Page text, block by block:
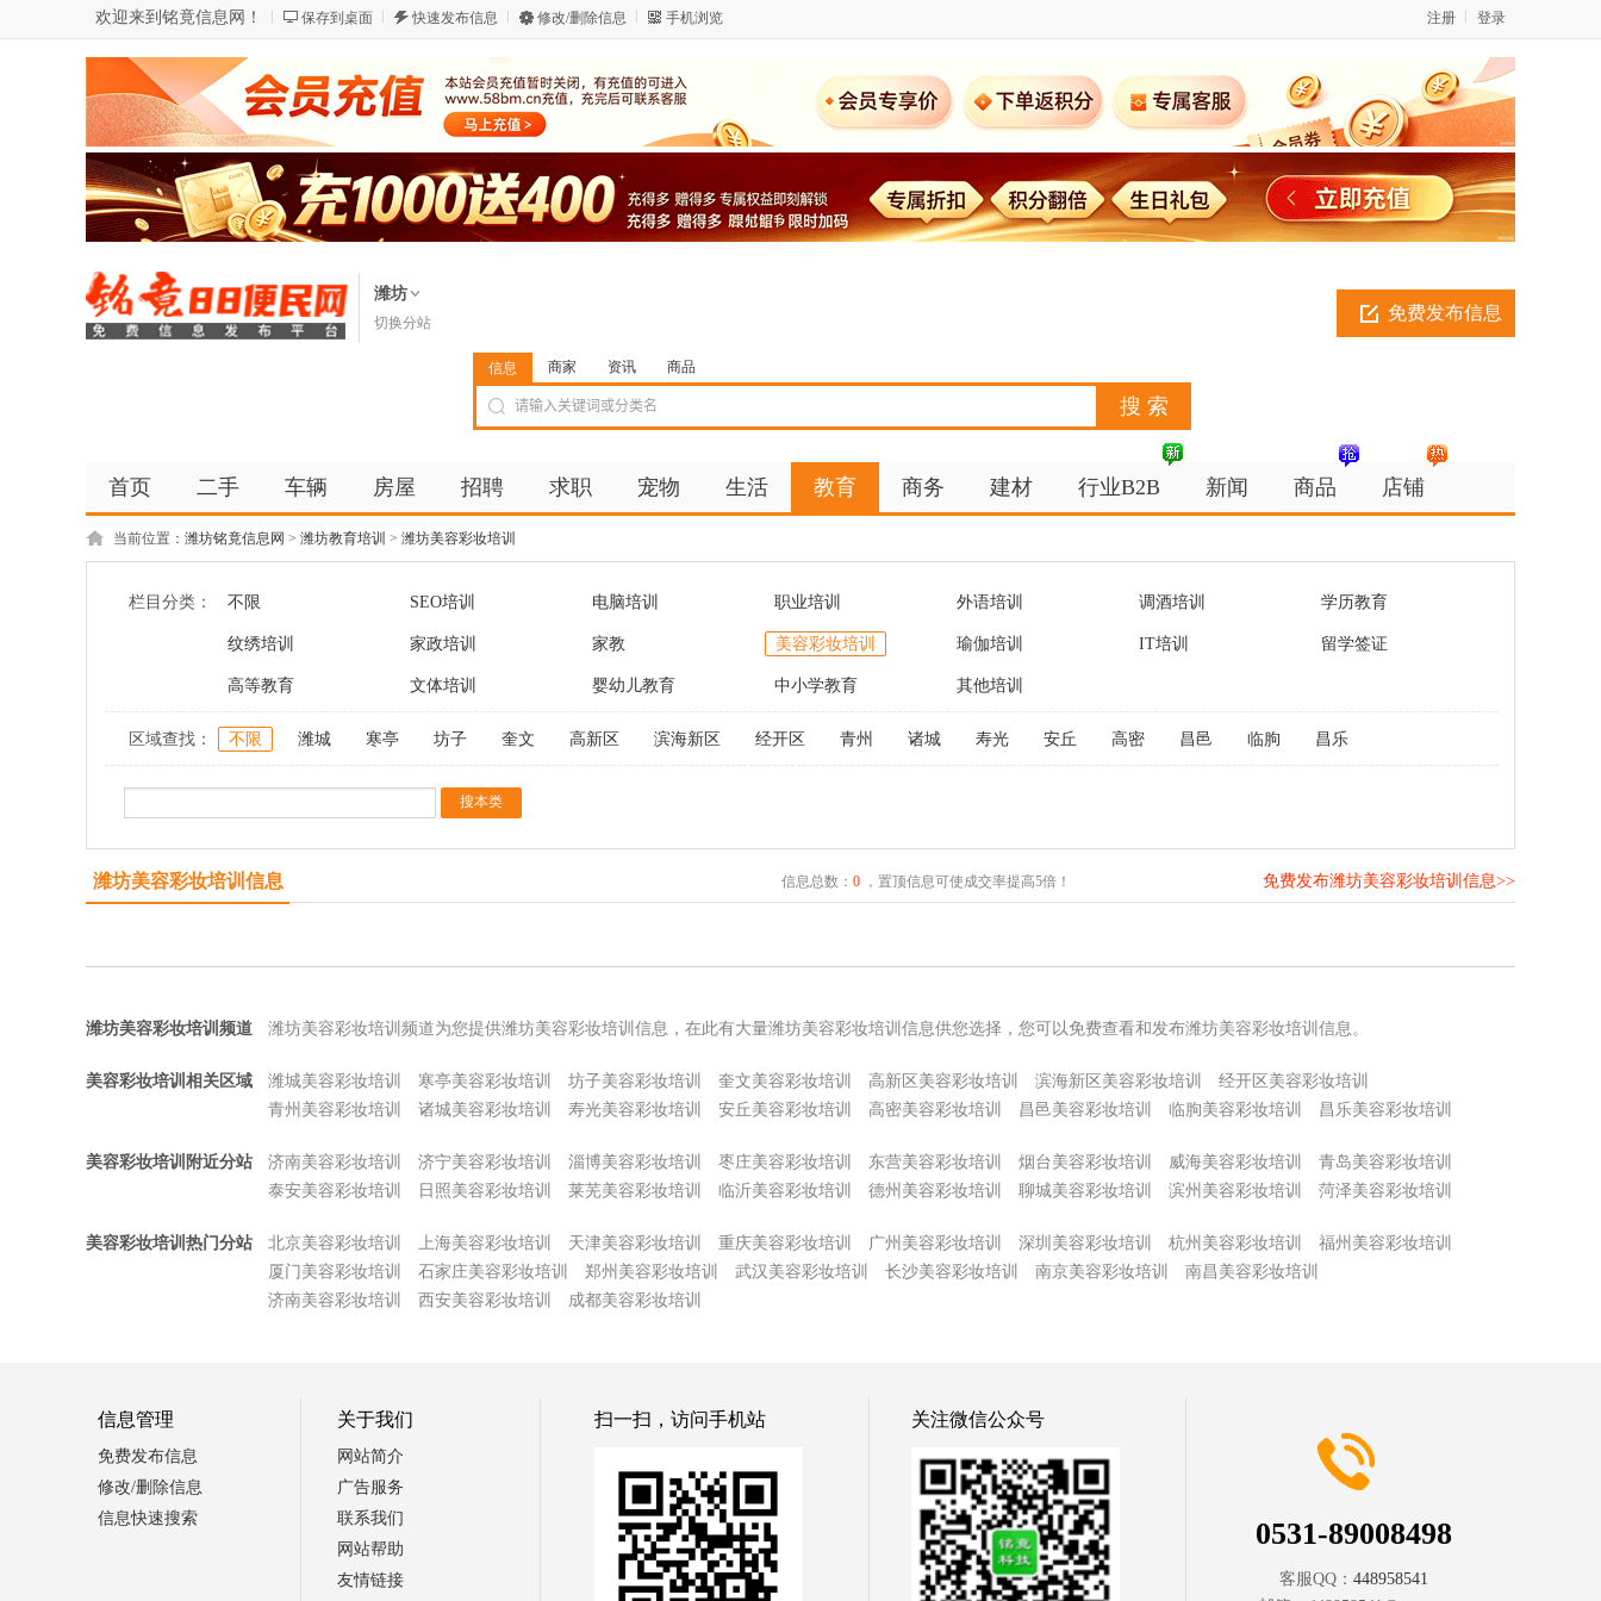
欢迎来到铭竟信息网！ 保存到桌面 快速发布信息 修改/删除信息 手机浏览 登录
注册
潍坊
切换分站 免费发布信息
信息 商家 资讯 商品
首页 二手 车辆 房屋 招聘 求职 宠物 生活 教育 商务 建材 行业B2B 新闻 商品 店铺
当前位置： 潍坊铭竟信息网 > 潍坊教育培训 > 潍坊美容彩妆培训
栏目分类： 不限 SEO培训 电脑培训 职业培训 外语培训 调酒培训 学历教育
纹绣培训 家政培训 家教 美容彩妆培训 瑜伽培训 IT培训 留学签证
高等教育 文体培训 婴幼儿教育 中小学教育 其他培训
区域查找： 不限 潍城 寒亭 坊子 奎文 高新区 滨海新区 经开区 青州 诸城 寿光 安丘 高密 昌邑 临朐 昌乐
潍坊美容彩妆培训信息 信息总数： 0，置顶信息可使成交率提高5倍！ 免费发布潍坊美容彩妆培训信息>>
潍坊美容彩妆培训频道 潍坊美容彩妆培训频道为您提供潍坊美容彩妆培训信息，在此有大量潍坊美容彩妆培训信息供您选择，您可以免费查看和发布潍坊美容彩妆培训信息。
美容彩妆培训相关区域 潍城美容彩妆培训 寒亭美容彩妆培训 坊子美容彩妆培训 奎文美容彩妆培训 高新区美容彩妆培训 滨海新区美容彩妆培训
经开区美容彩妆培训
青州美容彩妆培训
诸城美容彩妆培训 寿光美容彩妆培训 安丘美容彩妆培训 高密美容彩妆培训 昌邑美容彩妆培训 临朐美容彩妆培训 昌乐美容彩妆培训
美容彩妆培训附近分站 济南美容彩妆培训 济宁美容彩妆培训 淄博美容彩妆培训 枣庄美容彩妆培训 东营美容彩妆培训 烟台美容彩妆培训 威海美容彩妆培训
青岛美容彩妆培训
泰安美容彩妆培训
日照美容彩妆培训 莱芜美容彩妆培训 临沂美容彩妆培训 德州美容彩妆培训 聊城美容彩妆培训 滨州美容彩妆培训 菏泽美容彩妆培训
美容彩妆培训热门分站 北京美容彩妆培训 上海美容彩妆培训 天津美容彩妆培训 重庆美容彩妆培训 广州美容彩妆培训 深圳美容彩妆培训 杭州美容彩妆培训
福州美容彩妆培训
厦门美容彩妆培训
石家庄美容彩妆培训 郑州美容彩妆培训 武汉美容彩妆培训 长沙美容彩妆培训 南京美容彩妆培训
南昌美容彩妆培训
济南美容彩妆培训
西安美容彩妆培训 成都美容彩妆培训
信息管理
免费发布信息
修改/删除信息
信息快速搜索
关于我们
网站简介
广告服务
联系我们
网站帮助
友情链接
扫一扫，访问手机站 关注微信公众号
0531-89008498
客服QQ： 448958541